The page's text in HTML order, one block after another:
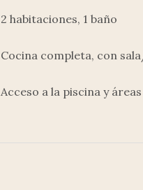
2 habitaciones, 1 baño
Cocina completa, con
Acceso a la piscina y